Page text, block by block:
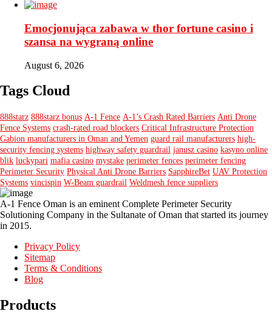
Emocjonująca zabawa w thor fortune casino i
szansa na wygraną online
August 6, 2026
Tags Cloud
888starz 888starz bonus A-1 Fence A-1’s Crash Rated Barriers Anti Drone
Fence Systems crash-rated road blockers Critical Infrastructure Protection
Gabion manufacturers in Oman and Yemen guard rail manufacturers high-
security fencing systems highway safety guardrail janusz casino kasyno online
blik luckypari mafia casino mystake perimeter fences perimeter fencing
Perimeter Security Physical Anti Drone Barriers SapphireBet UAV Protection
Systems vincispin W-Beam guardrail Weldmesh fence suppliers
A-1 Fence Oman is an eminent Complete Perimeter Security
Solutioning Company in the Sultanate of Oman that started its journey
in 2015.
Privacy Policy
Sitemap
Terms & Conditions
Blog
Products